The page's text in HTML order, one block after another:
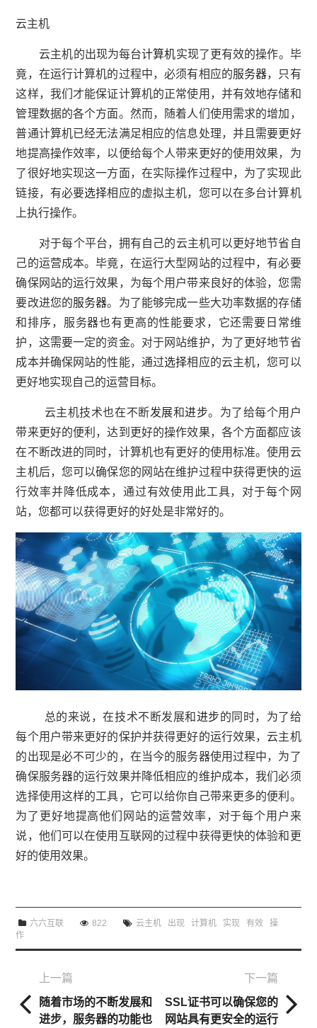
云主机
云主机的出现为每台计算机实现了更有效的操作。毕
竟，在运行计算机的过程中，必须有相应的服务器，只有
这样，我们才能保证计算机的正常使用，并有效地存储和
管理数据的各个方面。然而，随着人们使用需求的增加，
普通计算机已经无法满足相应的信息处理，并且需要更好
地提高操作效率，以便给每个人带来更好的使用效果，为
了很好地实现这一方面，在实际操作过程中，为了实现此
链接，有必要选择相应的虚拟主机，您可以在多台计算机
上执行操作。
对于每个平台，拥有自己的云主机可以更好地节省自
己的运营成本。毕竟，在运行大型网站的过程中，有必要
确保网站的运行效果，为每个用户带来良好的体验，您需
要改进您的服务器。为了能够完成一些大功率数据的存储
和排序，服务器也有更高的性能要求，它还需要日常维
护，这需要一定的资金。对于网站维护，为了更好地节省
成本并确保网站的性能，通过选择相应的云主机，您可以
更好地实现自己的运营目标。
云主机技术也在不断发展和进步。为了给每个用户
带来更好的便利，达到更好的操作效果，各个方面都应该
在不断改进的同时，计算机也有更好的使用标准。使用云
主机后，您可以确保您的网站在维护过程中获得更快的运
行效率并降低成本，通过有效使用此工具，对于每个网
站，您都可以获得更好的好处是非常好的。
总的来说，在技术不断发展和进步的同时，为了给
每个用户带来更好的保护并获得更好的运行效果，云主机
的出现是必不可少的，在当今的服务器使用过程中，为了
确保服务器的运行效果并降低相应的维护成本，我们必须
选择使用这样的工具，它可以给你自己带来更多的便利。
为了更好地提高他们网站的运营效率，对于每个用户来
说，他们可以在使用互联网的过程中获得更快的体验和更
好的使用效果。
六六互联 822 云主机 出现 计算机 实现 有效
操
作
上一篇
随着市场的不断发展和
进步，服务器的功能也
下一篇
SSL证书可以确保您的
网站具有更安全的运行